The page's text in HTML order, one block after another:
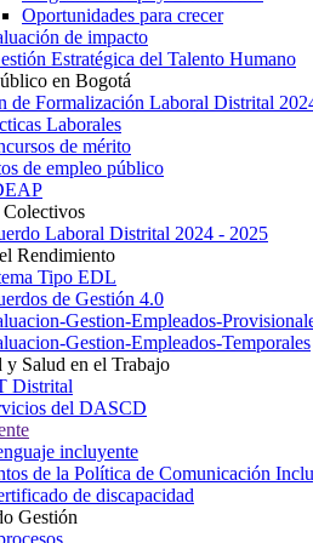
Oportunidades para crecer
de impacto
Estratégica del Talento Humano
en Bogotá
de Formalización Laboral Distrital
Laborales
de mérito
de empleo público
Laboral Distrital 2024 - 2025
Rendimiento
Tipo EDL
de Gestión 4.0
Gestion-Empleados-
Gestion-Empleados-Temporales
y Salud en el Trabajo
Distrital
del DASCD
incluyente
de la Política de Comunicación
de discapacidad
Gestión